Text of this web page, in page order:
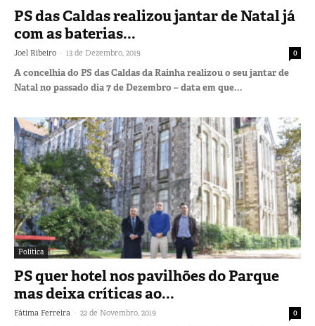
PS das Caldas realizou jantar de Natal já
com as baterias...
Joel Ribeiro - 13 de Dezembro, 2019 0
A concelhia do PS das Caldas da Rainha realizou o seu jantar de
Natal no passado dia 7 de Dezembro – data em que...
Política
PS quer hotel nos pavilhões do Parque
mas deixa críticas ao...
Fátima Ferreira - 22 de Novembro, 2019 0